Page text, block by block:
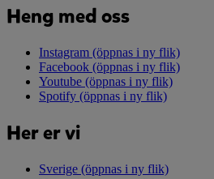
Heng med oss
Instagram (öppnas i ny flik)
Facebook (öppnas i ny flik)
Youtube (öppnas i ny flik)
Spotify (öppnas i ny flik)
Her er vi
Sverige (öppnas i ny flik)